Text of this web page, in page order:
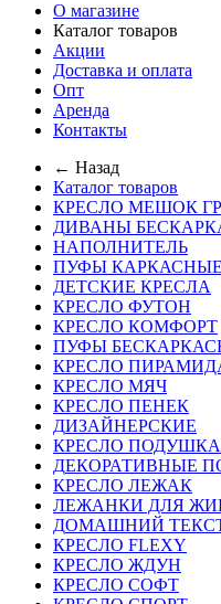
О магазине
Каталог товаров
Акции
Доставка и оплата
Опт
Аренда
Контакты
← Назад
Каталог товаров
КРЕСЛО МЕШОК
ДИВАНЫ
НАПОЛНИТЕЛЬ
ПУФЫ КАРКАСНЫЕ
ДЕТСКИЕ КРЕСЛА
КРЕСЛО ФУТОН
КРЕСЛО КОМФОРТ
ПУФЫ
КРЕСЛО
КРЕСЛО МЯЧ
КРЕСЛО ПЕНЕК
ДИЗАЙНЕРСКИЕ
КРЕСЛО ПОДУШКА
ДЕКОРАТИВНЫЕ
КРЕСЛО ЛЕЖАК
ЛЕЖАНКИ ДЛЯ
ДОМАШНИЙ
КРЕСЛО FLEXY
КРЕСЛО ЖДУН
КРЕСЛО СОФТ